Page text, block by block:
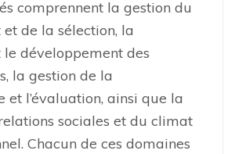
comprennent la gestion du
de la sélection, la
développement des
la gestion de la
et l’évaluation, ainsi que la
sociales et du climat
Chacun de ces domaines